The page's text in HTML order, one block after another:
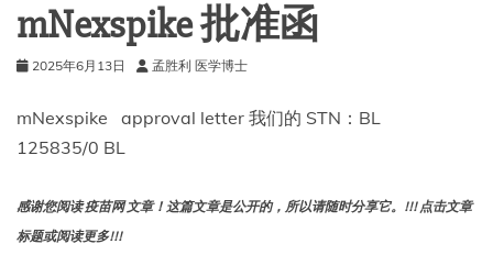
mNexspike 批准函
2025年6月13日 孟胜利 医学博士
mNexspike approval letter 我们的 STN：BL
125835/0 BL
感谢您阅读 疫苗网 文章！这篇文章是公开的，所以请随时分享它。!!! 点击文章
标题或阅读更多!!!